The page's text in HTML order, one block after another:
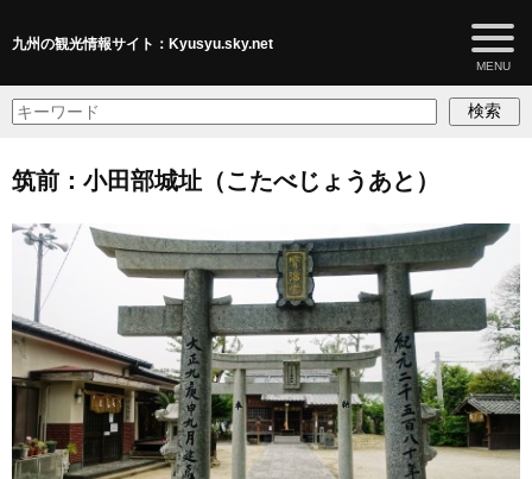
九州の観光情報サイト：Kyusyu.sky.net
検索
筑前：小田部城址（こたべじょうあと）